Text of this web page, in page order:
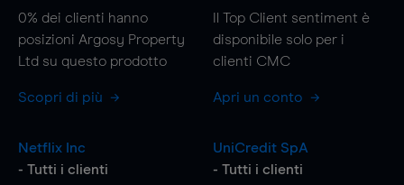
0% dei clienti hanno
posizioni Argosy Property
Ltd su questo prodotto
Scopri di più
Il Top Client sentiment è
disponibile solo per i
clienti CMC
Apri un conto
Netflix Inc
- Tutti i clienti
UniCredit SpA
- Tutti i clienti